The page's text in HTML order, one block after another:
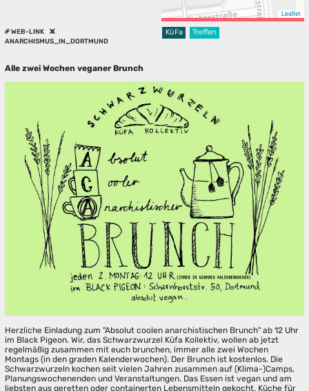
Leaflet
WEB-LINK
ANARCHISMUS_IN_DORTMUND
KüFa Treffen
Alle zwei Wochen veganer Brunch
Herzliche Einladung zum "Absolut coolen anarchistischen Brunch" ab 12 Uhr
im Black Pigeon. Wir, das Schwarzwurzel Küfa Kollektiv, wollen ab jetzt
regelmäßig zusammen mit euch brunchen, immer alle zwei Wochen
Montags (in den graden Kalenderwochen). Der Brunch ist kostenlos. Die
Schwarzwurzeln kochen seit vielen Jahren zusammen auf (Klima-)Camps,
Planungswochenenden und Veranstaltungen. Das Essen ist vegan und am
liebsten aus geretten oder containerten Lebensmitteln gekocht. Küche für